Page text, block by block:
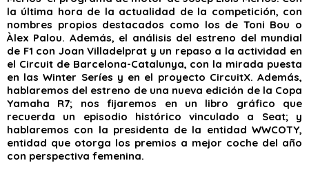
la última hora de la actualidad de la competición, con
nombres propios destacados como los de Toni Bou o
Àlex Palou. Además, el análisis del estreno del mundial
de F1 con Joan Villadelprat y un repaso a la actividad en
el Circuit de Barcelona-Catalunya, con la mirada puesta
en las Winter Seríes y en el proyecto CircuitX. Además,
hablaremos del estreno de una nueva edición de la Copa
Yamaha R7; nos fijaremos en un libro gráfico que
recuerda un episodio histórico vinculado a Seat; y
hablaremos con la presidenta de la entidad WWCOTY,
entidad que otorga los premios a mejor coche del año
con perspectiva femenina.